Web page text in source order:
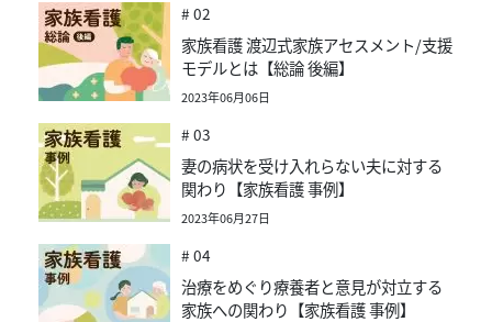
# 02
家族看護 渡辺式家族アセスメント/支援
モデルとは【総論 後編】
2023年06月06日
# 03
妻の病状を受け入れらない夫に対する
関わり【家族看護 事例】
2023年06月27日
# 04
治療をめぐり療養者と意見が対立する
家族への関わり【家族看護 事例】